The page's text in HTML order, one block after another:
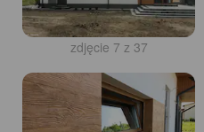
zdjęcie 7 z 37